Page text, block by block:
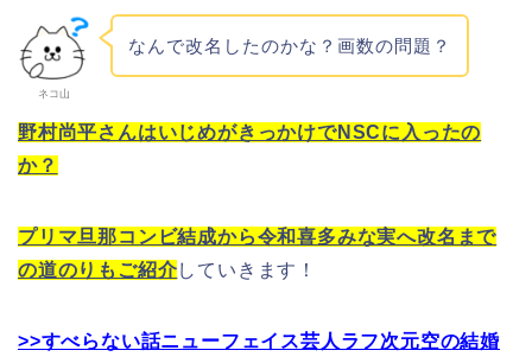
ネコ山
なんで改名したのかな？画数の問題？
野村尚平さんはいじめがきっかけでNSCに入ったの
か？
プリマ旦那コンビ結成から令和喜多みな実へ改名まで
の道のりもご紹介していきます！
>>すべらない話ニューフェイス芸人ラフ次元空の結婚